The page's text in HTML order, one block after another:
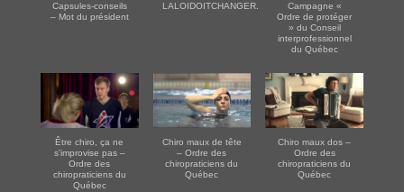
Capsules-conseils
– Mot du président
LALOIDOITCHANGER.COM
Campagne «
Ordre de protéger
» du Conseil
interprofessionnel
du Québec
Être chiro, ça ne
s'improvise pas –
Ordre des
chiropraticiens du
Québec
Chiro maux de tête
– Ordre des
chiropraticiens du
Québec
Chiro maux dos –
Ordre des
chiropraticiens du
Québec